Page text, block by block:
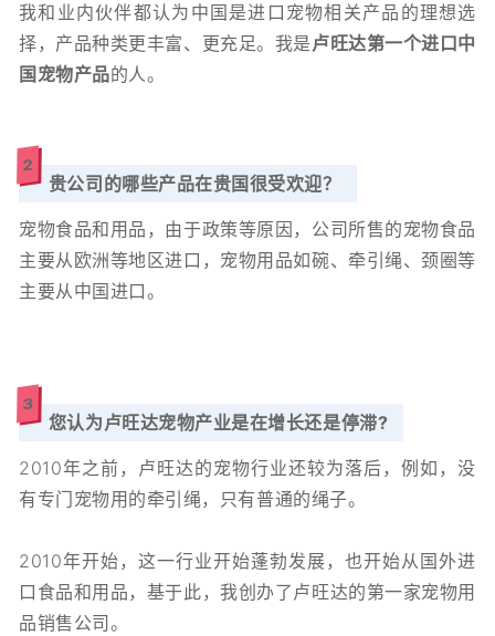
我和业内伙伴都认为中国是进口宠物相关产品的理想选
择，产品种类更丰富、更充足。我是卢旺达第一个进口中
国宠物产品的人。
2
贵公司的哪些产品在贵国很受欢迎？
宠物食品和用品，由于政策等原因，公司所售的宠物食品
主要从欧洲等地区进口，宠物用品如碗、牵引绳、颈圈等
主要从中国进口。
3
您认为卢旺达宠物产业是在增长还是停滞?
2010年之前，卢旺达的宠物行业还较为落后，例如，没
有专门宠物用的牵引绳，只有普通的绳子。
2010年开始，这一行业开始蓬勃发展，也开始从国外进
口食品和用品，基于此，我创办了卢旺达的第一家宠物用
品销售公司。